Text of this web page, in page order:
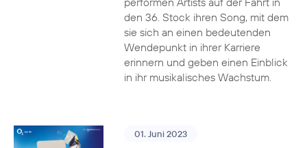
den 36. Stock ihren Song, mit dem
sie sich an einen bedeutenden
Wendepunkt in ihrer Karriere
erinnern und geben einen Einblick
in ihr musikalisches Wachstum.
01. Juni 2023